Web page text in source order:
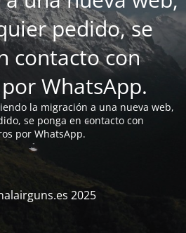
pedido, se
contacto con
WhatsApp.
la migración a una nueva web,
se ponga en contacto con
por WhatsApp.
2025